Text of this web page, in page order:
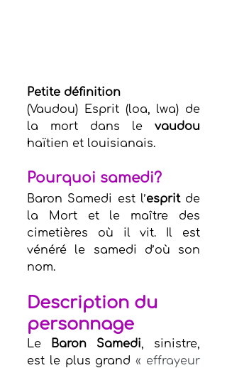
Petite définition
(Vaudou) Esprit (loa, lwa) de
la mort dans le vaudou
haïtien et louisianais.
Pourquoi samedi?
Baron Samedi est l’esprit de
la Mort et le maître des
cimetières où il vit. Il est
vénéré le samedi d’où son
nom.
Description du
personnage
Le Baron Samedi, sinistre,
est le plus grand « effrayeur